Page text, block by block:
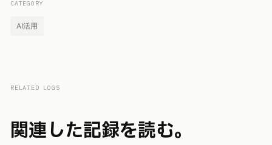
CATEGORY
AI活用
RELATED LOGS
関連した記録を読む。